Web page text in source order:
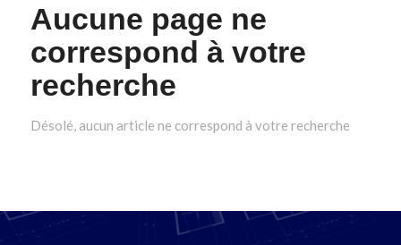
Aucune page ne
correspond à votre
recherche
Désolé, aucun article ne correspond à votre recherche